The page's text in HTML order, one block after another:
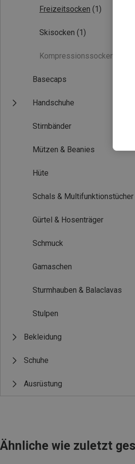
Freizeitsocken (1)
Skisocken (1)
Kompressionssocken
Basecaps
Handschuhe
Stirnbänder
Mützen & Beanies
Hüte
Schals & Multifunktionstücher
Gürtel & Hosenträger
Schmuck
Gamaschen
Sturmhauben & Balaclavas
Stulpen
Bekleidung
Schuhe
Ausrüstung
Ähnliche wie zuletzt